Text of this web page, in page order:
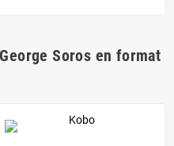
Soros en format